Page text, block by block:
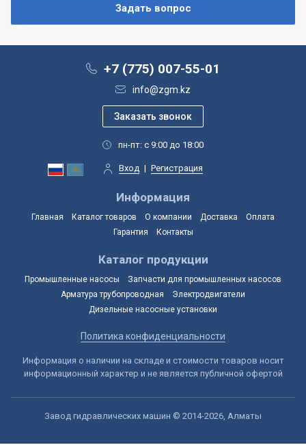
+7 (775) 007-55-01
info@zgm.kz
пн-пт: с 9:00 до 18:00
Вход | Регистрация
Информация
Главная Каталог товаров О компании Доставка
Оплата
Гарантия
Контакты
Каталог продукции
Промышленные насосы
Запчасти для промышленных насосов
Арматура трубопроводная
Электродвигатели
Дизельные насосные установки
Политика конфиденциальности
Информация о наличии на складе и стоимости товаров носит
информационный характер и не является публичной офертой
Завод гидравлических машин © 2014-2026, Алматы